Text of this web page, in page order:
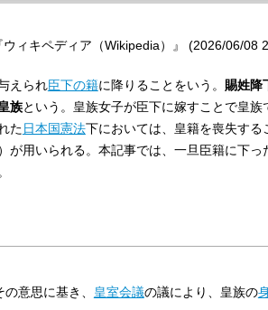
ィキペディア（Wikipedia）』 (2026/06/08
えられ臣下の籍に降りることをいう。 賜姓降
族という。皇族女子が臣下に嫁すことで皇族
た日本国憲法下においては、皇籍を喪失する
が用いられる。本記事では、一旦臣籍に下っ
の意思に基き、 皇室会議の議により、皇族の